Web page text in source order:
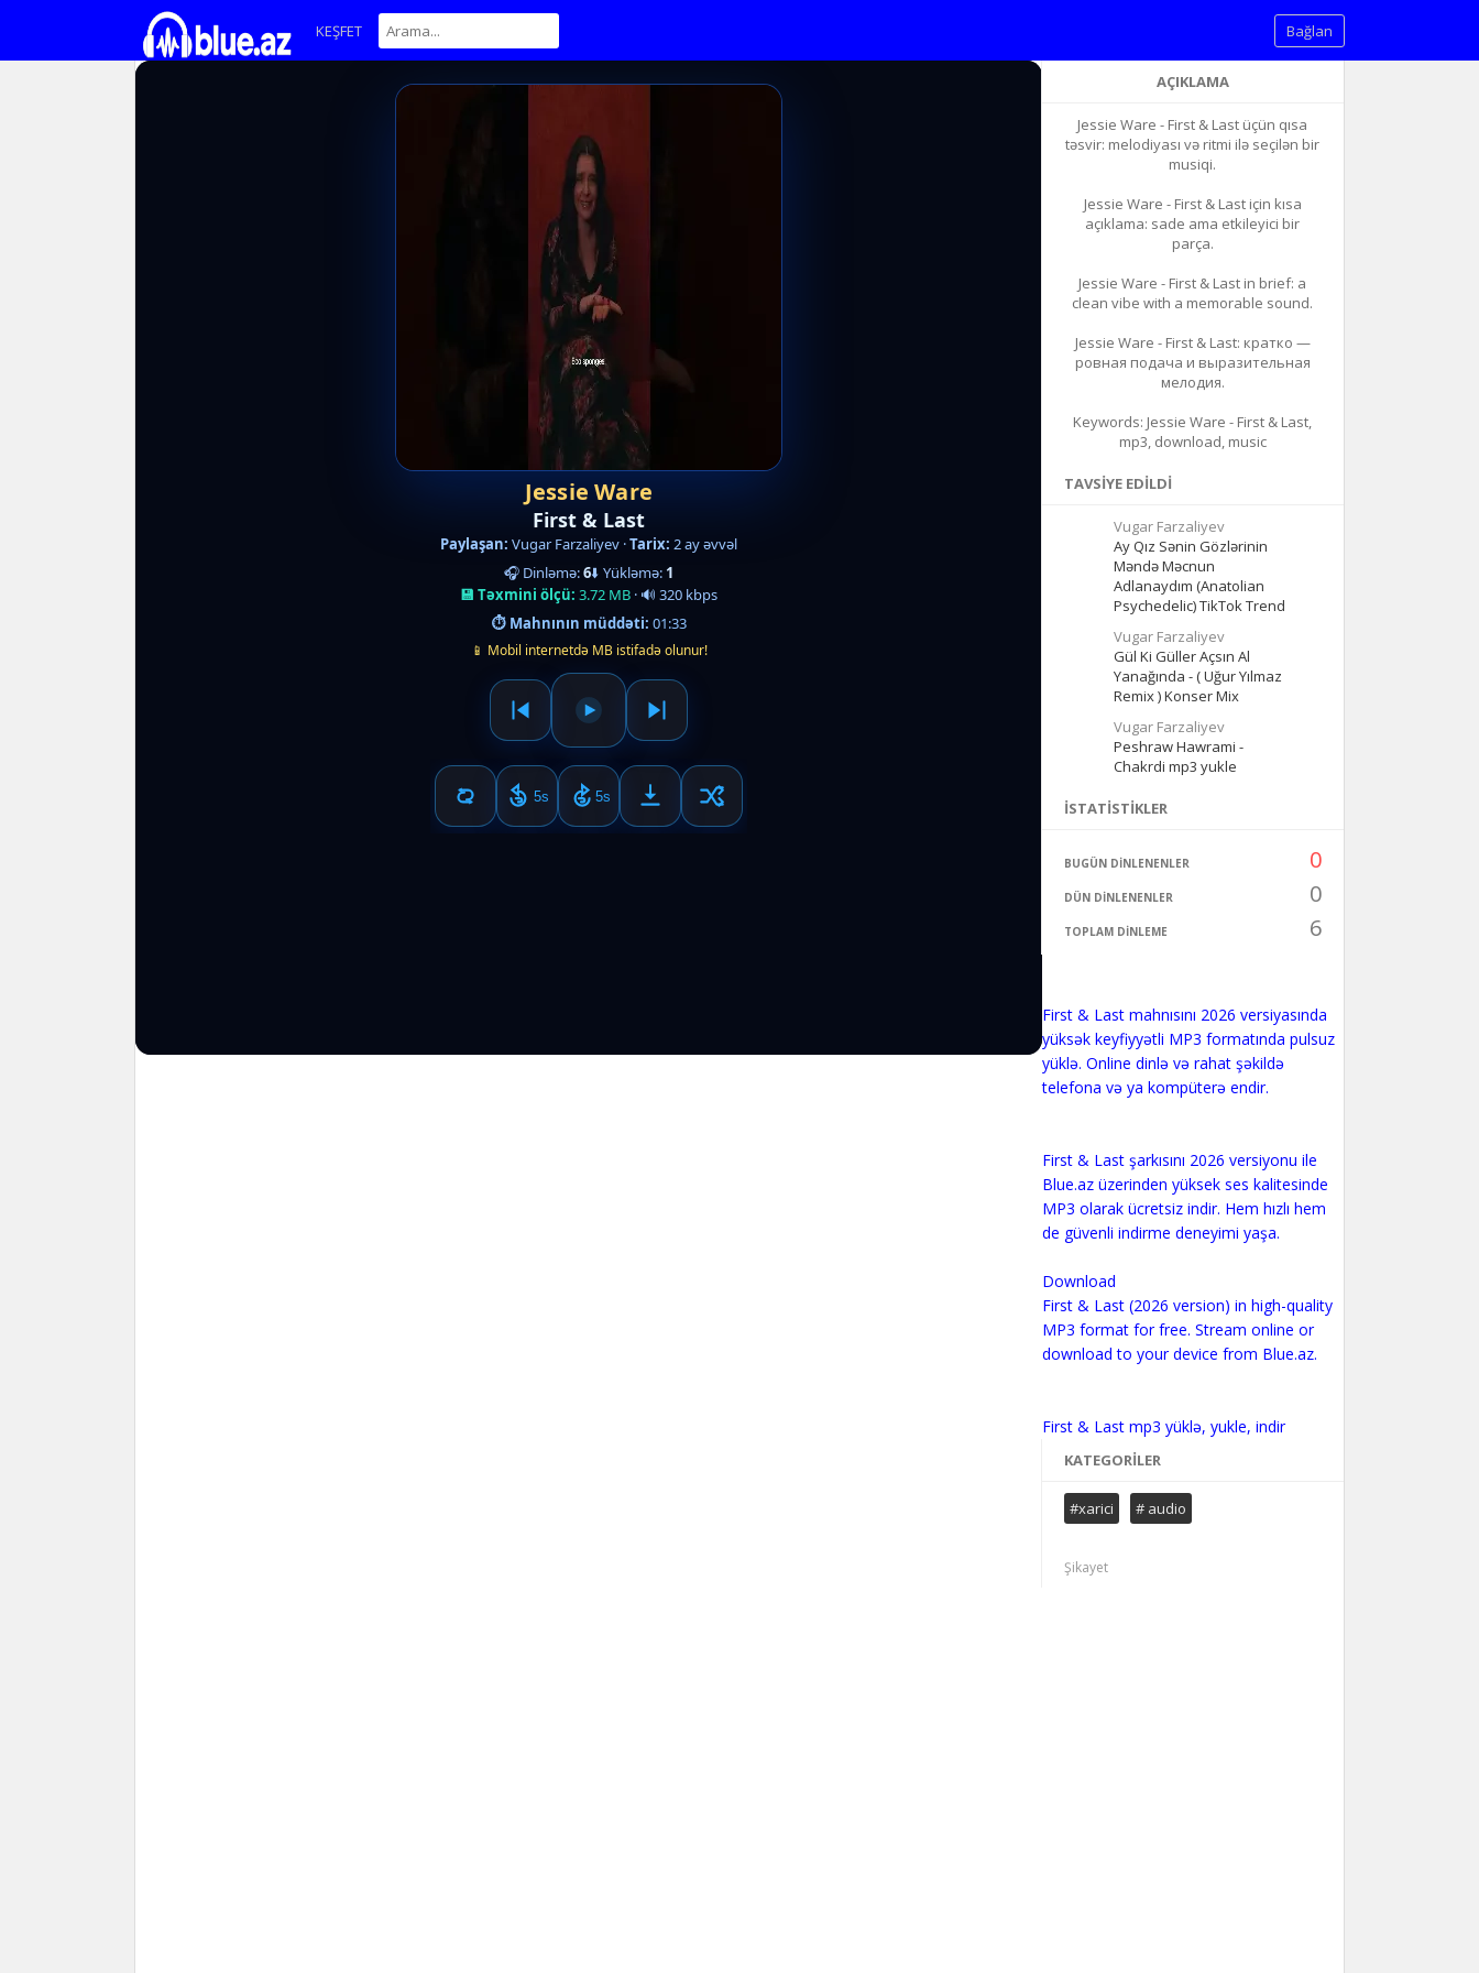
KEŞFET Bağlan
AÇIKLAMA
Jessie Ware - First & Last üçün qısa
təsvir: melodiyası və ritmi ilə seçilən bir
musiqi.
Jessie Ware - First & Last için kısa
açıklama: sade ama etkileyici bir
parça.
Jessie Ware - First & Last in brief: a
clean vibe with a memorable sound.
Jessie Ware - First & Last: кратко —
ровная подача и выразительная
мелодия.
Keywords: Jessie Ware - First & Last,
mp3, download, music
TAVSIYE EDILDI
Vugar Farzaliyev
Ay Qız Sənin Gözlərinin
Məndə Məcnun
Adlanaydım (Anatolian
Psychedelic) TikTok Trend
Vugar Farzaliyev
Gül Ki Güller Açsın Al
Yanağında - ( Uğur Yılmaz
Remix ) Konser Mix
Vugar Farzaliyev
Peshraw Hawrami -
Chakrdi mp3 yukle
İSTATISTIKLER
BUGÜN DINLENENLER 0
DÜN DINLENENLER 0
TOPLAM DINLEME 6
First & Last mahnısını 2026 versiyasında
yüksək keyfiyyətli MP3 formatında pulsuz
yüklə. Online dinlə və rahat şəkildə
telefona və ya kompüterə endir.
First & Last şarkısını 2026 versiyonu ile
Blue.az üzerinden yüksek ses kalitesinde
MP3 olarak ücretsiz indir. Hem hızlı hem
de güvenli indirme deneyimi yaşa.
Download
First & Last (2026 version) in high-quality
MP3 format for free. Stream online or
download to your device from Blue.az.
First & Last mp3 yüklə, yukle, indir
KATEGORILER
#xarici # audio
Şikayet